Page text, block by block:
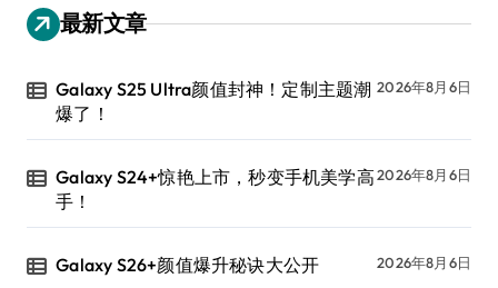
最新文章
Galaxy S25 Ultra颜值封神！定制主题潮
爆了！
2026年8月6日
Galaxy S24+惊艳上市，秒变手机美学高
手！
2026年8月6日
Galaxy S26+颜值爆升秘诀大公开 2026年8月6日